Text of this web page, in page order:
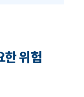
한 위험